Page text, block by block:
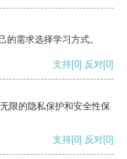
需求选择学习方式。
支持[0] 反对[0]
限的隐私保护和安全性保
支持[0] 反对[0]